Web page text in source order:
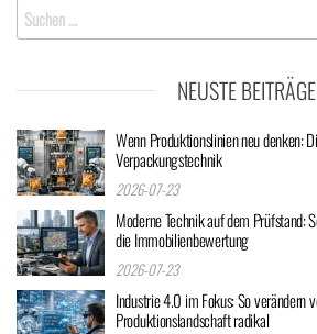
Suchen
nach:
NEUSTE BEITRÄGE
Wenn Produktionslinien neu denken:
Verpackungstechnik
2026-07-23
Moderne Technik auf dem Prüfstand:
die Immobilienbewertung
2026-07-23
Industrie 4.0 im Fokus: So verändern
Produktionslandschaft radikal